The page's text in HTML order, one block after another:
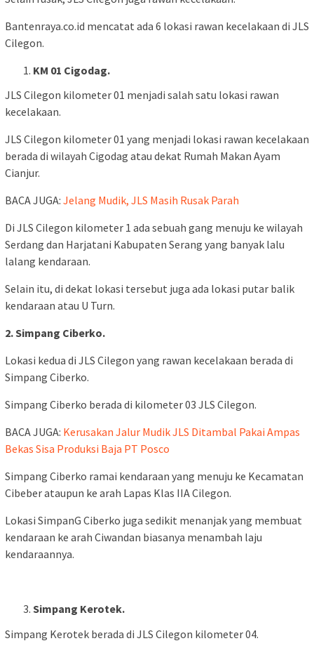
Bantenraya.co.id mencatat ada 6 lokasi rawan kecelakaan di JLS
Cilegon.
KM 01 Cigodag.
JLS Cilegon kilometer 01 menjadi salah satu lokasi rawan
kecelakaan.
JLS Cilegon kilometer 01 yang menjadi lokasi rawan kecelakaan
berada di wilayah Cigodag atau dekat Rumah Makan Ayam
Cianjur.
BACA JUGA: Jelang Mudik, JLS Masih Rusak Parah
Di JLS Cilegon kilometer 1 ada sebuah gang menuju ke wilayah
Serdang dan Harjatani Kabupaten Serang yang banyak lalu
lalang kendaraan.
Selain itu, di dekat lokasi tersebut juga ada lokasi putar balik
kendaraan atau U Turn.
2. Simpang Ciberko.
Lokasi kedua di JLS Cilegon yang rawan kecelakaan berada di
Simpang Ciberko.
Simpang Ciberko berada di kilometer 03 JLS Cilegon.
BACA JUGA: Kerusakan Jalur Mudik JLS Ditambal Pakai Ampas
Bekas Sisa Produksi Baja PT Posco
Simpang Ciberko ramai kendaraan yang menuju ke Kecamatan
Cibeber ataupun ke arah Lapas Klas IIA Cilegon.
Lokasi SimpanG Ciberko juga sedikit menanjak yang membuat
kendaraan ke arah Ciwandan biasanya menambah laju
kendaraannya.
Simpang Kerotek.
Simpang Kerotek berada di JLS Cilegon kilometer 04.